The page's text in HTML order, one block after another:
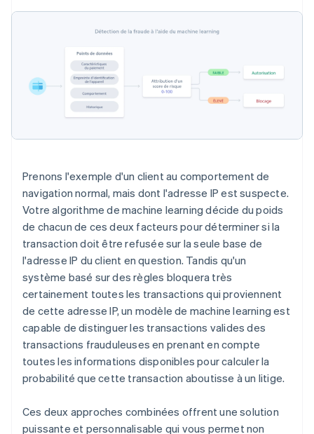
Prenons l'exemple d'un client au comportement de
navigation normal, mais dont l'adresse IP est suspecte.
Votre algorithme de machine learning décide du poids
de chacun de ces deux facteurs pour déterminer si la
transaction doit être refusée sur la seule base de
l'adresse IP du client en question. Tandis qu'un
système basé sur des règles bloquera très
certainement toutes les transactions qui proviennent
de cette adresse IP, un modèle de machine learning est
capable de distinguer les transactions valides des
transactions frauduleuses en prenant en compte
toutes les informations disponibles pour calculer la
probabilité que cette transaction aboutisse à un litige.
Ces deux approches combinées offrent une solution
puissante et personnalisable qui vous permet non